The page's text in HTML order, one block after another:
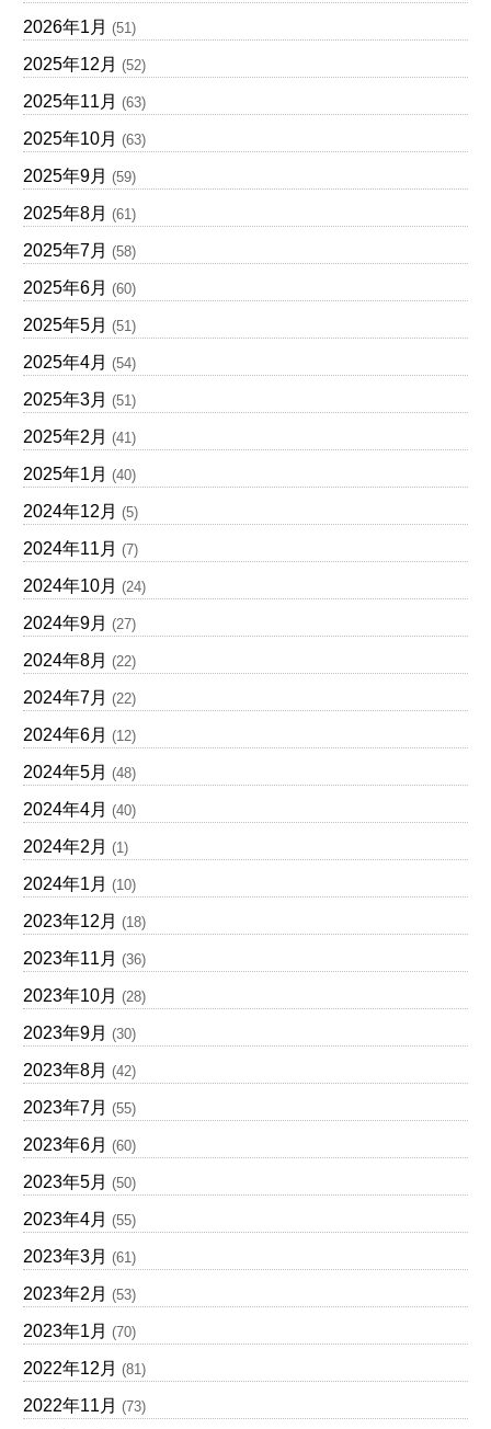
2026年1月 (51)
2025年12月 (52)
2025年11月 (63)
2025年10月 (63)
2025年9月 (59)
2025年8月 (61)
2025年7月 (58)
2025年6月 (60)
2025年5月 (51)
2025年4月 (54)
2025年3月 (51)
2025年2月 (41)
2025年1月 (40)
2024年12月 (5)
2024年11月 (7)
2024年10月 (24)
2024年9月 (27)
2024年8月 (22)
2024年7月 (22)
2024年6月 (12)
2024年5月 (48)
2024年4月 (40)
2024年2月 (1)
2024年1月 (10)
2023年12月 (18)
2023年11月 (36)
2023年10月 (28)
2023年9月 (30)
2023年8月 (42)
2023年7月 (55)
2023年6月 (60)
2023年5月 (50)
2023年4月 (55)
2023年3月 (61)
2023年2月 (53)
2023年1月 (70)
2022年12月 (81)
2022年11月 (73)